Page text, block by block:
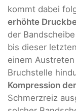
kommt dabei
erhöhte
der
bis dieser
einem
Bruchstelle
Kompression
Schmerzreiz